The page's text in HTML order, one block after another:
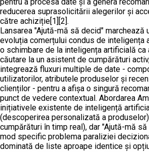
reducerea suprasolicitării alegerilor și
către achiziție[1][2].
Lansarea "Ajută-mă să decid" marchează
evoluția comerțului condus de inteligența
o schimbare de la inteligența artificială ca
căutare la un asistent de cumpărături
integrează fluxuri multiple de date -
utilizatorilor, atributele produselor și
clienților - pentru a afișa o singură
punct de vedere contextual. Abordarea
inițiativele existente de inteligență
(descoperirea personalizată a
cumpărături în timp real), dar "Ajută-mă
mod specific problema paraliziei
dominată de liste aproape identice și